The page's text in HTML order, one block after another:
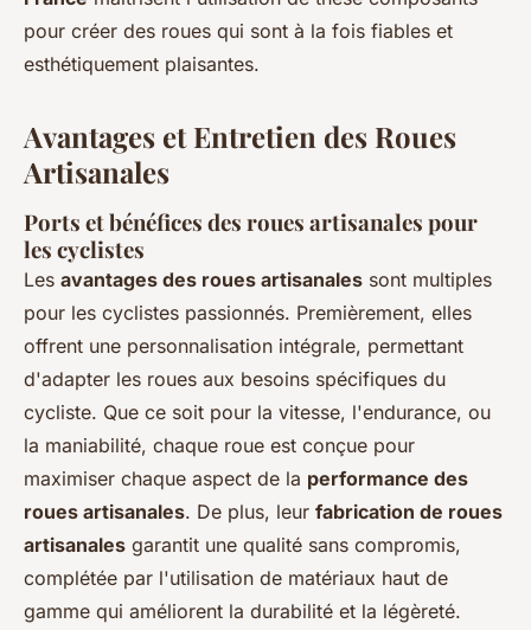
pour créer des roues qui sont à la fois fiables et
esthétiquement plaisantes.
Avantages et Entretien des Roues
Artisanales
Ports et bénéfices des roues artisanales pour
les cyclistes
Les avantages des roues artisanales sont multiples
pour les cyclistes passionnés. Premièrement, elles
offrent une personnalisation intégrale, permettant
d'adapter les roues aux besoins spécifiques du
cycliste. Que ce soit pour la vitesse, l'endurance, ou
la maniabilité, chaque roue est conçue pour
maximiser chaque aspect de la performance des
roues artisanales. De plus, leur fabrication de roues
artisanales garantit une qualité sans compromis,
complétée par l'utilisation de matériaux haut de
gamme qui améliorent la durabilité et la légèreté.